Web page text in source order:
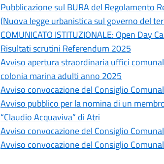
Pubblicazione sul BURA del Regolamento
(Nuova legge urbanistica sul governo del
COMUNICATO ISTITUZIONALE: Open Day
Risultati scrutini Referendum 2025
Avviso apertura straordinaria uffici
colonia marina adulti anno 2025
Avviso convocazione del Consiglio
Avviso pubblico per la nomina di un
“Claudio Acquaviva” di Atri
Avviso convocazione del Consiglio
Avviso convocazione del Consiglio